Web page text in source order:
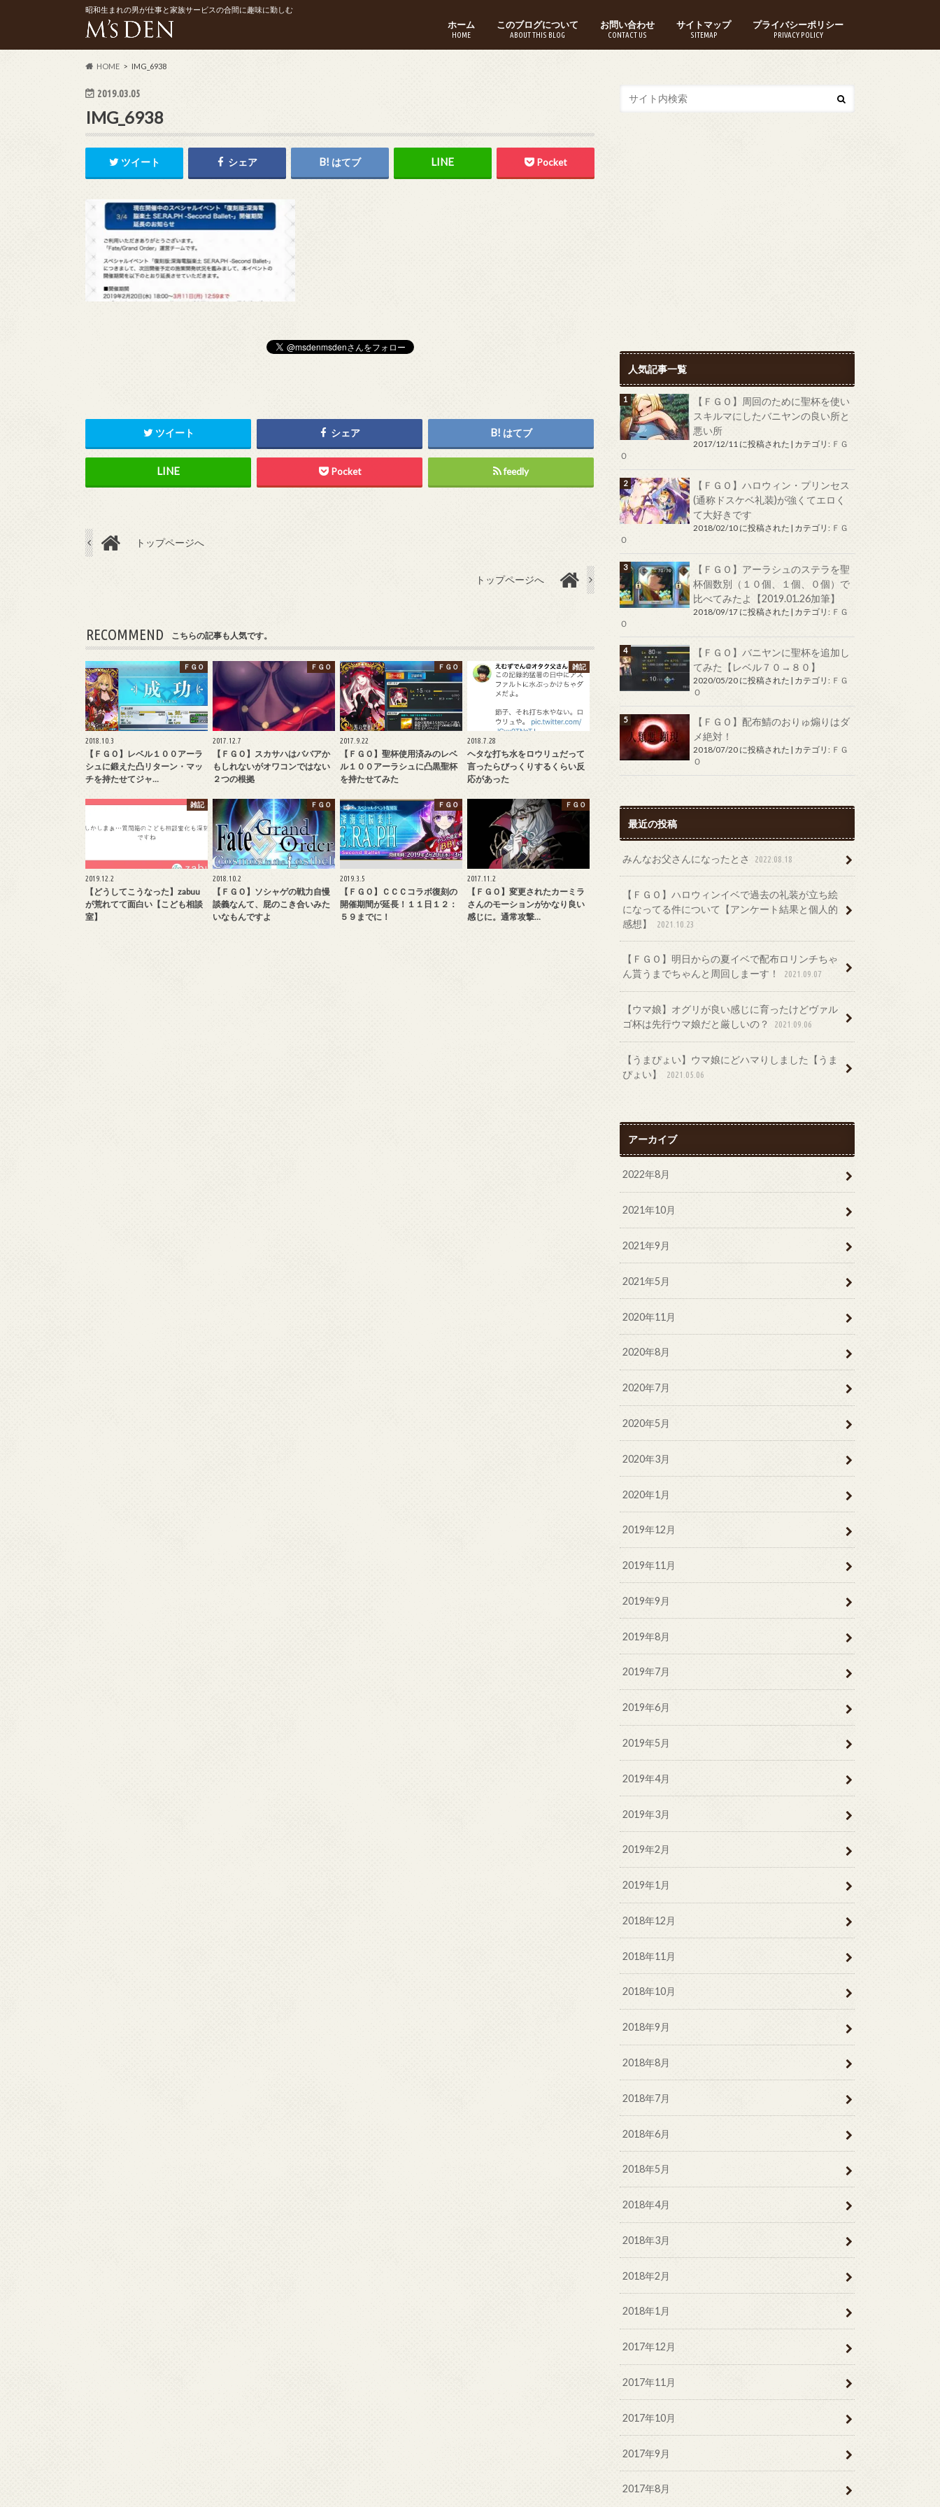
昭和生まれの男が仕事と家族サービスの合間に趣味に勤しむ
ホーム
HOME
このブログについて
ABOUT THIS BLOG
お問い合わせ
CONTACT US
サイトマップ
SITEMAP
プライバシーポリシー
PRIVACY POLICY
HOME IMG_6938
2019.03.05
IMG_6938
ツイート シェア はてブ Pocket
ツイート シェア はてブ
Pocket feedly
トップページへ
トップページへ
RECOMMEND こちらの記事も人気です。
ＦＧＯ
2018.10.3
【ＦＧＯ】レベル１００アーラ
シュに鍛えた凸リターン・マッ
チを持たせてジャ…
ＦＧＯ
2017.12.7
【ＦＧＯ】スカサハはババアか
もしれないがオワコンではない
２つの根拠
ＦＧＯ
2017.9.22
【ＦＧＯ】聖杯使用済みのレベ
ル１００アーラシュに凸黒聖杯
を持たせてみた
雑記
2018.7.28
ヘタな打ち水をロウリュだって
言ったらびっくりするくらい反
応があった
雑記
2019.12.2
【どうしてこうなった】zabuu
が荒れてて面白い【こども相談
室】
ＦＧＯ
2018.10.2
【ＦＧＯ】ソシャゲの戦力自慢
談義なんて、屁のこき合いみた
いなもんですよ
ＦＧＯ
2019.3.5
【ＦＧＯ】ＣＣＣコラボ復刻の
開催期間が延長！１１日１２：
５９までに！
ＦＧＯ
2017.11.2
【ＦＧＯ】変更されたカーミラ
さんのモーションがかなり良い
感じに。通常攻撃…
人気記事一覧
【ＦＧＯ】周回のために聖杯を使い
スキルマにしたバニヤンの良い所と
悪い所
2017/12/11 に投稿された カテゴリ: ＦＧ
Ｏ
【ＦＧＯ】ハロウィン・プリンセス
(通称ドスケベ礼装)が強くてエロく
て大好きです
2018/02/10 に投稿された | カテゴリ: ＦＧ
Ｏ
【ＦＧＯ】アーラシュのステラを聖
杯個数別（１０個、１個、０個）で
比べてみたよ【2019.01.26加筆】
2018/09/17 に投稿された | カテゴリ: ＦＧ
Ｏ
【ＦＧＯ】バニヤンに聖杯を追加し
てみた【レベル７０→８０】
2020/05/20 に投稿された カテゴリ: ＦＧ
Ｏ
【ＦＧＯ】配布鯖のおりゅ煽りはダ
メ絶対！
2018/07/20 に投稿された | カテゴリ: ＦＧ
Ｏ
最近の投稿
みんなお父さんになったとさ 2022.08.18
【ＦＧＯ】ハロウィンイベで過去の礼装が立ち絵
になってる件について【アンケート結果と個人的
感想】
2021.10.23
【ＦＧＯ】明日からの夏イベで配布ロリンチちゃ
ん貰うまでちゃんと周回しまーす！
2021.09.07
【ウマ娘】オグリが良い感じに育ったけどヴァル
ゴ杯は先行ウマ娘だと厳しいの？
2021.09.06
【うまぴょい】ウマ娘にどハマりしました【うま
ぴょい】
2021.05.06
アーカイブ
2022年8月
2021年10月
2021年9月
2021年5月
2020年11月
2020年8月
2020年7月
2020年5月
2020年3月
2020年1月
2019年12月
2019年11月
2019年9月
2019年8月
2019年7月
2019年6月
2019年5月
2019年4月
2019年3月
2019年2月
2019年1月
2018年12月
2018年11月
2018年10月
2018年9月
2018年8月
2018年7月
2018年6月
2018年5月
2018年4月
2018年3月
2018年2月
2018年1月
2017年12月
2017年11月
2017年10月
2017年9月
2017年8月